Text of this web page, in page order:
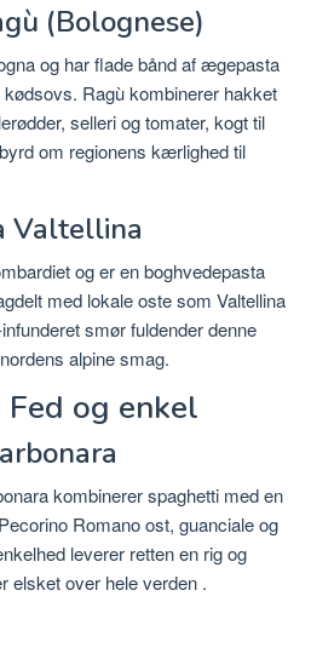
(Bolognese)
og har flade bånd af ægepasta
kødsovs. Ragù kombinerer hakket
selleri og tomater, kogt til
om regionens kærlighed til
Valtellina
og er en boghvedepasta
med lokale oste som Valtellina
smør fuldender denne
alpine smag.
og enkel
kombinerer spaghetti med en
Romano ost, guanciale og
leverer retten en rig og
elsket over hele verden .